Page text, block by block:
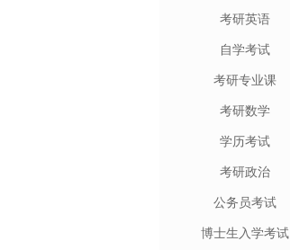
考研英语
自学考试
考研专业课
考研数学
学历考试
考研政治
公务员考试
博士生入学考试